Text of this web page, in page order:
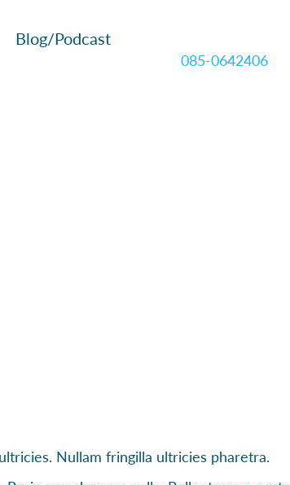
Blog/Podcast
085-0642406
Nullam fringilla ultricies pharetra.